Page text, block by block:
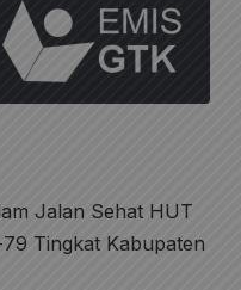
Jalan Sehat HUT
Tingkat Kabupaten